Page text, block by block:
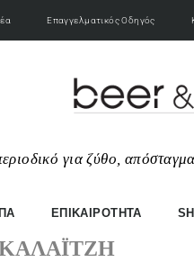
Επαγγελματικός Οδηγός
εριοδικό για ζύθο απόσταγμα
ΕΠΙΚΑΙΡΟΤΗΤΑ